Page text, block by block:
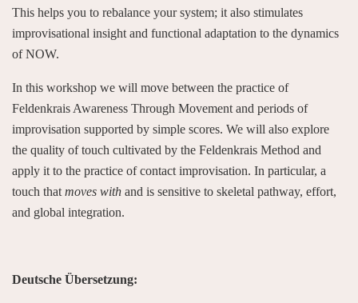
This helps you to rebalance your system; it also stimulates
improvisational insight and functional adaptation to the dynamics
of NOW.
In this workshop we will move between the practice of
Feldenkrais Awareness Through Movement and periods of
improvisation supported by simple scores. We will also explore
the quality of touch cultivated by the Feldenkrais Method and
apply it to the practice of contact improvisation. In particular, a
touch that moves with and is sensitive to skeletal pathway, effort,
and global integration.
Deutsche Übersetzung: